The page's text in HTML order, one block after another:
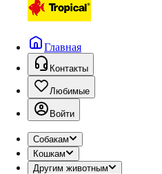
Главная
Контакты
Любимые
Войти
Собакам
Кошкам
Другим животным